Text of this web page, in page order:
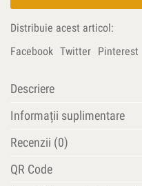
1918:
documente,
Distribuie acest articol:
Facebook Twitter Pinterest
Descriere
Informații suplimentare
Recenzii (0)
QR Code